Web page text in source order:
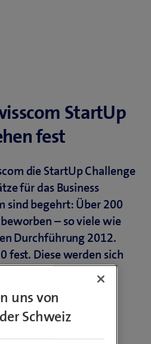
StartUp
fest
die StartUp Challenge
für das Business
sind begehrt: Über 200
– so viele wie
Durchführung 2012.
fest. Diese werden sich
ins Zeug legen
fünf Start-ups
uns von
Schweiz